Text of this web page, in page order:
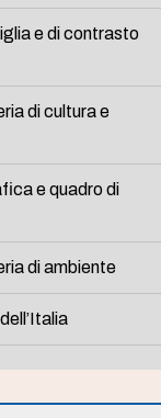
e di contrasto
di cultura e
e quadro di
di ambiente